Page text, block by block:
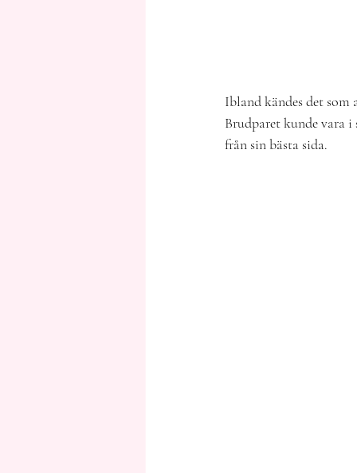
Ibland kändes det
Brudparet kunde vara
från sin bästa sida.